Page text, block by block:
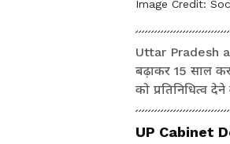
Image Credit:
Uttar Pradesh
बढ़ाकर 15 साल कर
को प्रतिनिधित्व
UP Cabinet